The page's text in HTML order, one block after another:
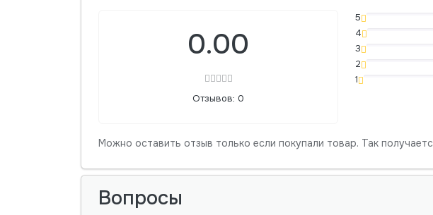
0.00
Отзывов: 0
5
4
3
2
1
Можно оставить отзыв только если покупали товар. Так
Вопросы